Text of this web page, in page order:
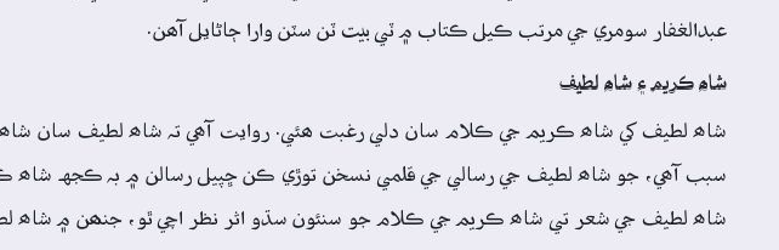
عبدالغفار سومري جي مرتب ڪيل ڪتاب ۾ ٽي بيت ٽن سٽن وارا ڄاڻايل آھن.
شاھ ڪريم ۽ شاھ لطيف
شاھ لطيف کي شاھ ڪريم جي ڪلام سان دلي رغبت ھئي. روايت آھي تہ شاھ لطيف سان شاھ
سبب آھي، جو شاھ لطيف جي رسالي جي قلمي نسخن توڙي ڪن ڇپيل رسالن ۾ بہ ڪجهہ شاھ
شاھ لطيف جي شعر تي شاھ ڪريم جي ڪلام جو سنئون سڌو اثر نظر اچي ٿو، جنھن ۾ شاھ